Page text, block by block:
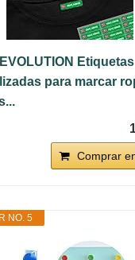
Etiquetas
para marcar
Comprar
NO. 5